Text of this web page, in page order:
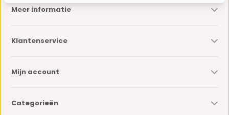
Meer informatie
Klantenservice
Mijn account
Categorieën